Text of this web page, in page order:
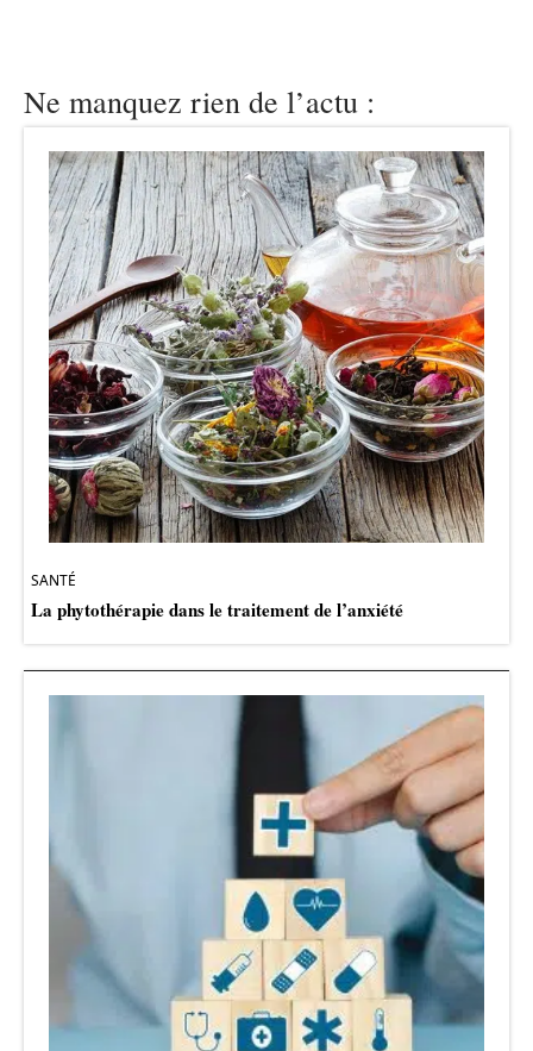
Ne manquez rien de l’actu :
SANTÉ
La phytothérapie dans le traitement de l’anxiété